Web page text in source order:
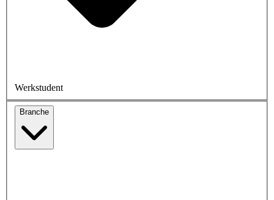
Werkstudent
Branche